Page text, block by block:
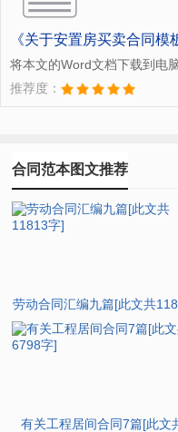
将本文的Word文档下载到电
推荐度：
合同范本图文推荐
劳动合同汇编九篇[此文共
字]
有关工程居间合同7篇[此文